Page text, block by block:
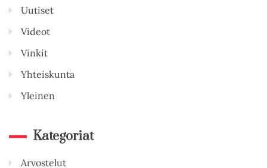
Uutiset
Videot
Vinkit
Yhteiskunta
Yleinen
Kategoriat
Arvostelut